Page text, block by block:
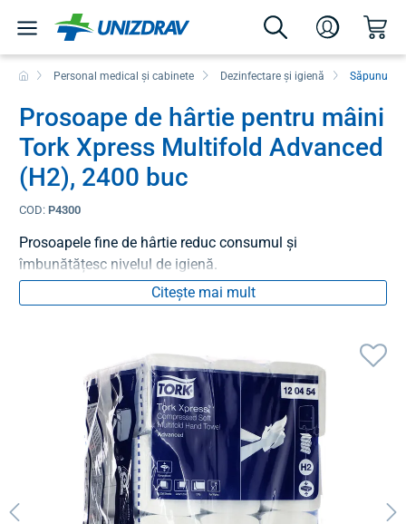
Personal medical și cabinete Dezinfectare și igienă Săpunuri
Prosoape de hârtie pentru mâini
Tork Xpress Multifold Advanced
(H2), 2400 buc
COD: P4300
Prosoapele fine de hârtie reduc consumul și
îmbunătățesc nivelul de igienă.
Citește mai mult